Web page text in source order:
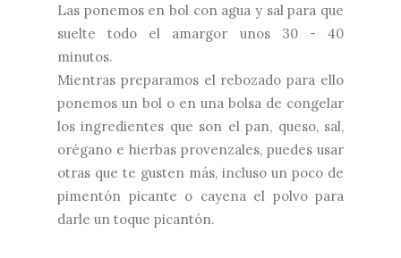
Las ponemos en bol con agua y sal para que
suelte todo el amargor unos 30 - 40
minutos.
Mientras preparamos el rebozado para ello
ponemos un bol o en una bolsa de congelar
los ingredientes que son el pan, queso, sal,
orégano e hierbas provenzales, puedes usar
otras que te gusten más, incluso un poco de
pimentón picante o cayena el polvo para
darle un toque picantón.